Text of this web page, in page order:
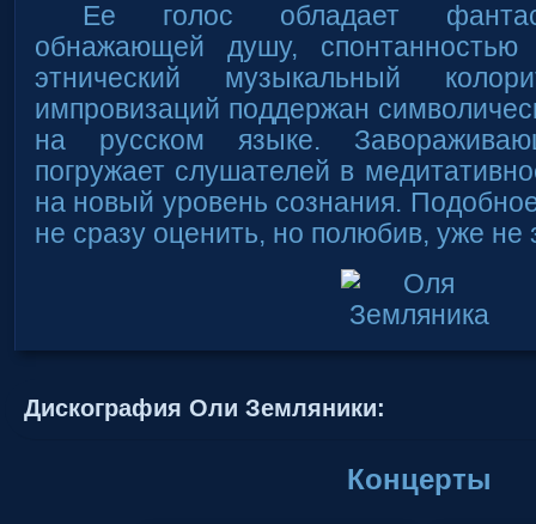
Ее голос обладает
обнажающей душу,
этнический музыкальный
импровизаций поддержан
на русском языке.
погружает слушателей в
на новый уровень сознания.
не сразу оценить, но полюбив, уже не
Дискография Оли Земляники:
Концерты